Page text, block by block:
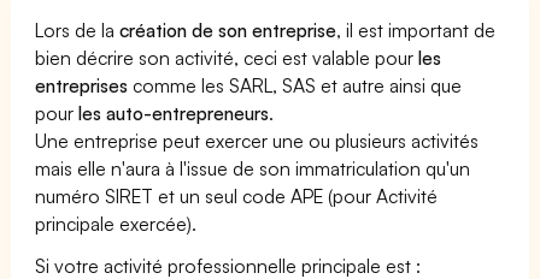
Lors de lacréation de son entreprise, il est important de
bien décrire son activité, ceci est valable pourles
entreprises comme les SARL, SAS et autre ainsi que
pourles auto-entrepreneurs.
Une entreprise peut exercer une ou plusieurs activités
mais elle n'aura à l'issue de son immatriculation qu'un
numéro SIRET et un seul code APE (pour Activité
principale exercée).
Si votre activité professionnelle principale est :